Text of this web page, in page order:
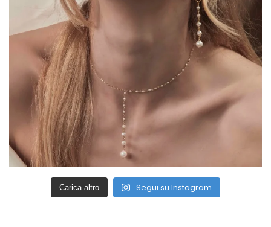
Carica altro Segui su Instagram